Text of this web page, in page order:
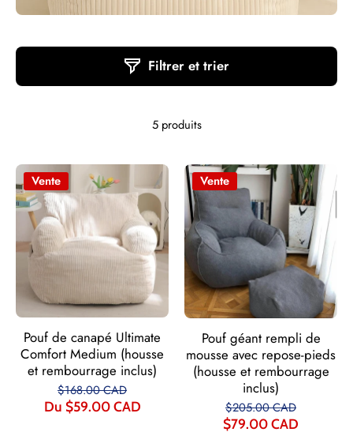
Filtrer et trier
5 produits
Vente
Pouf de canapé Ultimate
Comfort Medium (housse
et rembourrage inclus)
$168.00 CAD
Du $59.00 CAD
Vente
Pouf géant rempli de
mousse avec repose-pieds
(housse et rembourrage
inclus)
$205.00 CAD
$79.00 CAD